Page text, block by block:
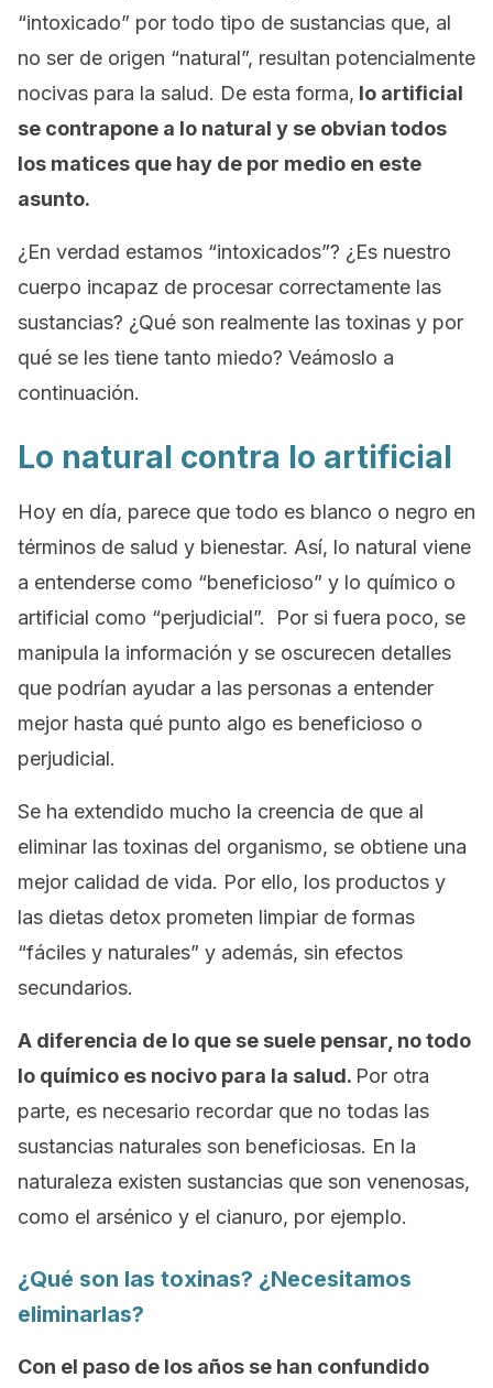
“intoxicado” por todo tipo de sustancias que, al
no ser de origen “natural”, resultan potencialmente
nocivas para la salud. De esta forma, lo artificial
se contrapone a lo natural y se obvian todos
los matices que hay de por medio en este
asunto.
¿En verdad estamos “intoxicados”? ¿Es nuestro
cuerpo incapaz de procesar correctamente las
sustancias? ¿Qué son realmente las toxinas y por
qué se les tiene tanto miedo? Veámoslo a
continuación.
Lo natural contra lo artificial
Hoy en día, parece que todo es blanco o negro en
términos de salud y bienestar. Así, lo natural viene
a entenderse como “beneficioso” y lo químico o
artificial como “perjudicial”. Por si fuera poco, se
manipula la información y se oscurecen detalles
que podrían ayudar a las personas a entender
mejor hasta qué punto algo es beneficioso o
perjudicial.
Se ha extendido mucho la creencia de que al
eliminar las toxinas del organismo, se obtiene una
mejor calidad de vida. Por ello, los productos y
las dietas detox prometen limpiar de formas
“fáciles y naturales” y además, sin efectos
secundarios.
A diferencia de lo que se suele pensar, no todo
lo químico es nocivo para la salud. Por otra
parte, es necesario recordar que no todas las
sustancias naturales son beneficiosas. En la
naturaleza existen sustancias que son venenosas,
como el arsénico y el cianuro, por ejemplo.
¿Qué son las toxinas? ¿Necesitamos
eliminarlas?
Con el paso de los años se han confundido